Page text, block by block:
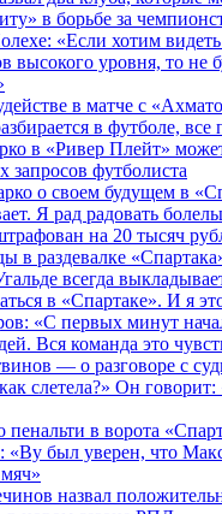
в борьбе за
«Если хотим
высокого уровня, то не
в матче с
в футболе, все
в «Ривер Плейт» может
запросов футболиста
о своем будущем в
Я рад радовать
на 20 тысяч
в раздевалке
всегда
в «Спартаке». И я
«С первых минут
Вся команда это
— о разговоре с
слетела?» Он
в ворота
«Ву был уверен, что
назвал